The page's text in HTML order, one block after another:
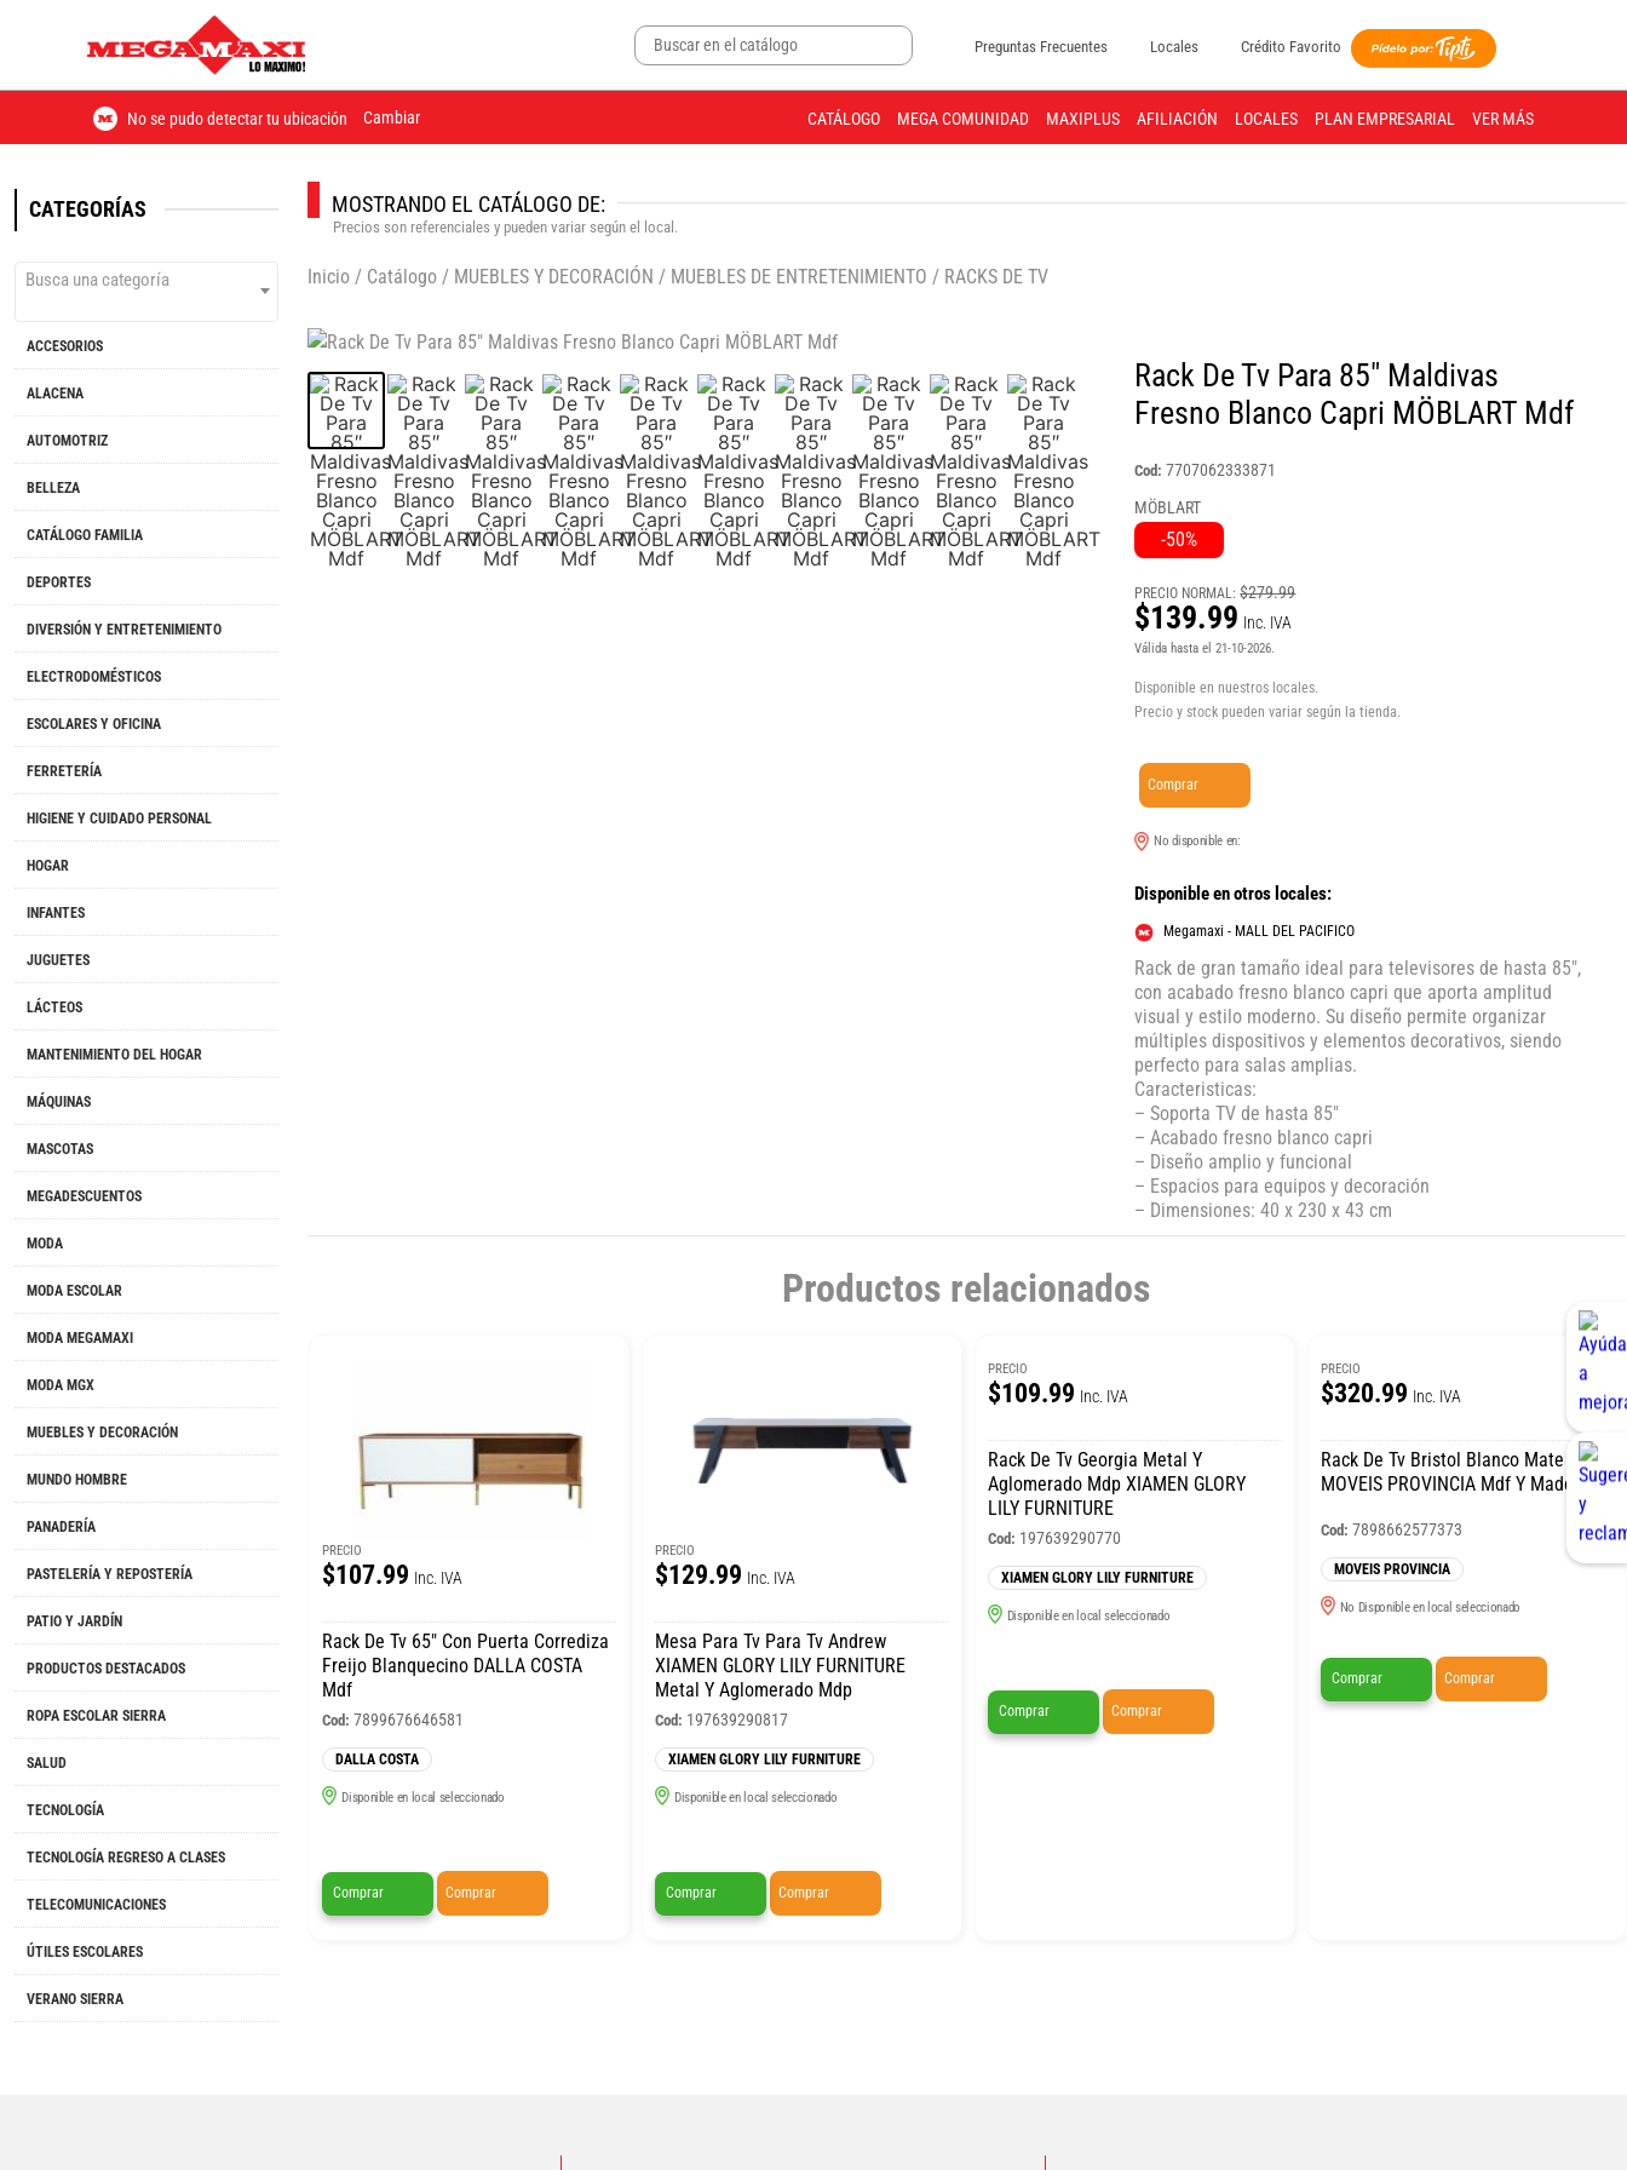
Preguntas Frecuentes Locales Crédito Favorito
No se pudo detectar tu ubicación Cambiar CATÁLOGO MEGA COMUNIDAD MAXIPLUS AFILIACIÓN LOCALES PLAN EMPRESARIAL VER MÁS
CATEGORÍAS
Busca una categoría
ACCESORIOS
ALACENA
AUTOMOTRIZ
BELLEZA
CATÁLOGO FAMILIA
DEPORTES
DIVERSIÓN Y ENTRETENIMIENTO
ELECTRODOMÉSTICOS
ESCOLARES Y OFICINA
FERRETERÍA
HIGIENE Y CUIDADO PERSONAL
HOGAR
INFANTES
JUGUETES
LÁCTEOS
MANTENIMIENTO DEL HOGAR
MÁQUINAS
MASCOTAS
MEGADESCUENTOS
MODA
MODA ESCOLAR
MODA MEGAMAXI
MODA MGX
MUEBLES Y DECORACIÓN
MUNDO HOMBRE
PANADERÍA
PASTELERÍA Y REPOSTERÍA
PATIO Y JARDÍN
PRODUCTOS DESTACADOS
ROPA ESCOLAR SIERRA
SALUD
TECNOLOGÍA
TECNOLOGÍA REGRESO A CLASES
TELECOMUNICACIONES
ÚTILES ESCOLARES
VERANO SIERRA
MOSTRANDO EL CATÁLOGO DE:
Precios son referenciales y pueden variar según el local.
Inicio / Catálogo / MUEBLES Y DECORACIÓN / MUEBLES DE ENTRETENIMIENTO / RACKS DE TV
Rack De Tv Para 85″ Maldivas
Fresno Blanco Capri MÖBLART Mdf
Cod: 7707062333871
MÖBLART
-50%
PRECIO NORMAL:$279.99
$139.99 Inc. IVA
Válida hasta el 21-10-2026.
Disponible en nuestros locales.
Precio y stock pueden variar según la tienda.
Comprar
No disponible en:
Disponible en otros locales:
Megamaxi - MALL DEL PACIFICO
Rack de gran tamaño ideal para televisores de hasta 85″,
con acabado fresno blanco capri que aporta amplitud
visual y estilo moderno. Su diseño permite organizar
múltiples dispositivos y elementos decorativos, siendo
perfecto para salas amplias.
Caracteristicas:
– Soporta TV de hasta 85″
– Acabado fresno blanco capri
– Diseño amplio y funcional
– Espacios para equipos y decoración
– Dimensiones: 40 x 230 x 43 cm
Productos relacionados
PRECIO
$107.99 Inc. IVA
Rack De Tv 65″ Con Puerta Corrediza
Freijo Blanquecino DALLA COSTA
Mdf
Cod: 7899676646581
DALLA COSTA
Disponible en local seleccionado
Comprar Comprar
PRECIO
$129.99 Inc. IVA
Mesa Para Tv Para Tv Andrew
XIAMEN GLORY LILY FURNITURE
Metal Y Aglomerado Mdp
Cod: 197639290817
XIAMEN GLORY LILY FURNITURE
Disponible en local seleccionado
Comprar Comprar
PRECIO
$109.99 Inc. IVA
Rack De Tv Georgia Metal Y
Aglomerado Mdp XIAMEN GLORY
LILY FURNITURE
Cod: 197639290770
XIAMEN GLORY LILY FURNITURE
Disponible en local seleccionado
Comprar Comprar
PRECIO
$320.99 Inc. IVA
Rack De Tv Bristol Blanco Mate
MOVEIS PROVINCIA Mdf Y Madera
Cod: 7898662577373
MOVEIS PROVINCIA
No Disponible en local seleccionado
Comprar Comprar